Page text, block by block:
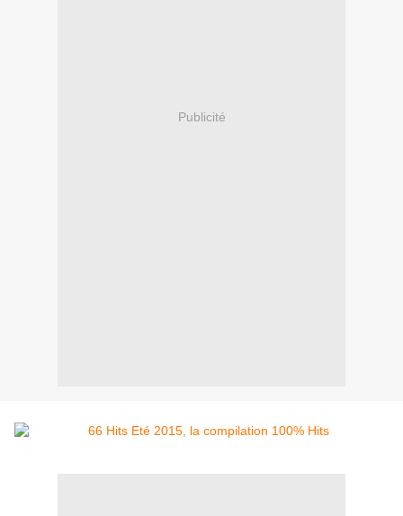
Publicité